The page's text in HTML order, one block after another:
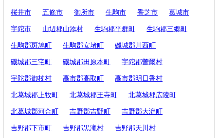
桜井市 五條市 御所市 生駒市 香芝市 葛城市
宇陀市 山辺郡山添村 生駒郡平群町 生駒郡三郷町
生駒郡斑鳩町 生駒郡安堵町 磯城郡川西町
磯城郡三宅町 磯城郡田原本町 宇陀郡曽爾村
宇陀郡御杖村 高市郡高取町 高市郡明日香村
北葛城郡上牧町 北葛城郡王寺町 北葛城郡広陵町
北葛城郡河合町 吉野郡吉野町 吉野郡大淀町
吉野郡下市町 吉野郡黒滝村 吉野郡天川村